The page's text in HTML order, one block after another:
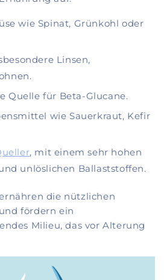
wie Spinat, Grünkohl oder
Linsen,
Quelle für Beta-Glucane.
wie Sauerkraut, Kefir
, mit einem sehr hohen
unlöslichen Ballaststoffen.
die nützlichen
fördern ein
Milieu, das vor Alterung